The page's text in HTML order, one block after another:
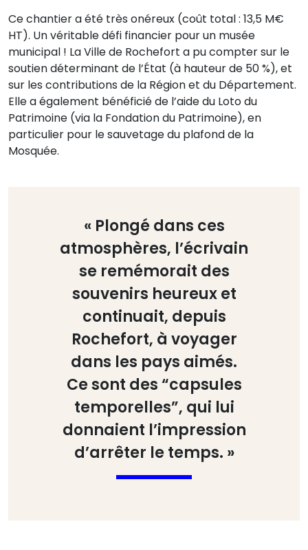
Ce chantier a été très onéreux (coût total : 13,5 M€
HT). Un véritable défi financier pour un musée
municipal ! La Ville de Rochefort a pu compter sur le
soutien déterminant de l’État (à hauteur de 50 %), et
sur les contributions de la Région et du Département.
Elle a également bénéficié de l’aide du Loto du
Patrimoine (via la Fondation du Patrimoine), en
particulier pour le sauvetage du plafond de la
Mosquée.
« Plongé dans ces
atmosphères, l’écrivain
se remémorait des
souvenirs heureux et
continuait, depuis
Rochefort, à voyager
dans les pays aimés.
Ce sont des “capsules
temporelles”, qui lui
donnaient l’impression
d’arrêter le temps. »